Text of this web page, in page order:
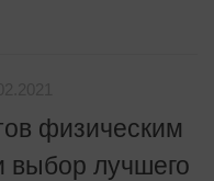
физическим
выбор лучшего